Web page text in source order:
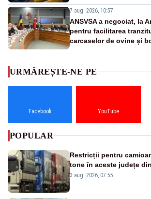
7 aug. 2026, 10:57
ANSVSA a negociat, la
pentru facilitarea
carcaselor de ovine și
URMĂREȘTE-NE PE
Facebook YouTube
POPULAR
Restricții pentru
tone în aceste județe
este interzisă luni, între
3 aug. 2026, 07:55